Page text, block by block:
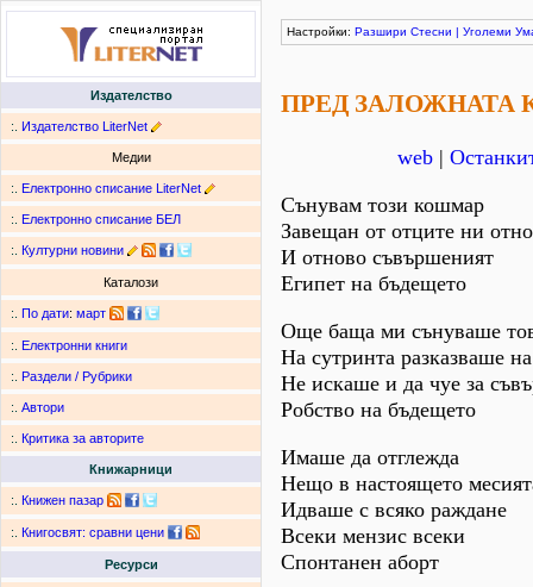
Издателство
:. Издателство LiterNet
Медии
:. Електронно списание LiterNet
:. Електронно списание БЕЛ
:. Културни новини
Каталози
:. По дати: март
:. Електронни книги
:. Раздели / Рубрики
:. Автори
:. Критика за авторите
Книжарници
:. Книжен пазар
:. Книгосвят: сравни цени
Ресурси
Настройки: Разшири Стесни | Уголеми
ПРЕД ЗАЛОЖНАТА
web |
Сънувам този кошмар
Завещан от отците ни
И отново съвършеният
Египет на бъдещето
Още баща ми сънуваше
На сутринта разказваше
Не искаше и да чуе за
Робство на бъдещето
Имаше да отглежда
Нещо в настоящето
Идваше с всяко раждане
Всеки мензис всеки
Спонтанен аборт